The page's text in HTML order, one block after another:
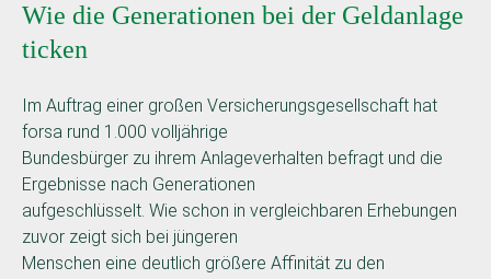
Wie die Generationen bei der Geldanlage
ticken
Im Auftrag einer großen Versicherungsgesellschaft hat
forsa rund 1.000 volljährige
Bundesbürger zu ihrem Anlageverhalten befragt und die
Ergebnisse nach Generationen
aufgeschlüsselt. Wie schon in vergleichbaren Erhebungen
zuvor zeigt sich bei jüngeren
Menschen eine deutlich größere Affinität zu den